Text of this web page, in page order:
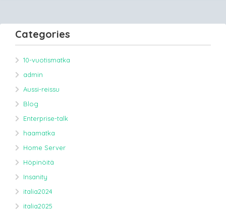
Categories
10-vuotismatka
admin
Aussi-reissu
Blog
Enterprise-talk
haamatka
Home Server
Höpinöitä
Insanity
italia2024
italia2025